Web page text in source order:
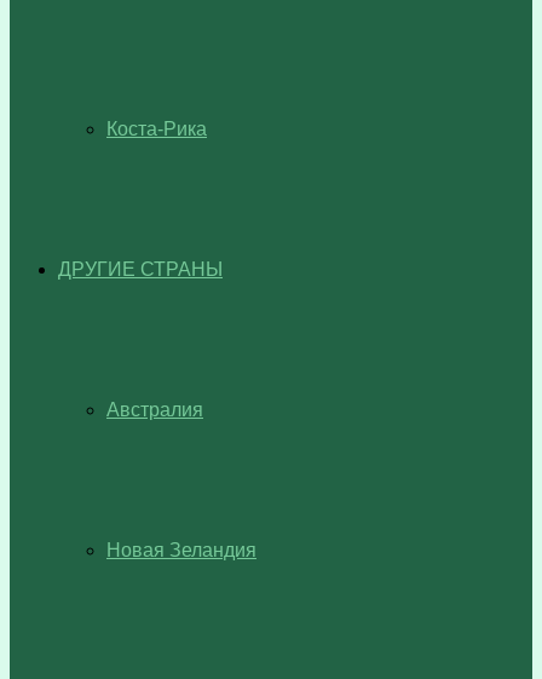
Коста-Рика
ДРУГИЕ СТРАНЫ
Австралия
Новая Зеландия